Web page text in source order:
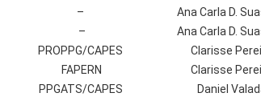
–
Ana Carla D.
–
Ana Carla D.
PROPPG/CAPES
Clarisse
FAPERN
Clarisse
PPGATS/CAPES
Daniel